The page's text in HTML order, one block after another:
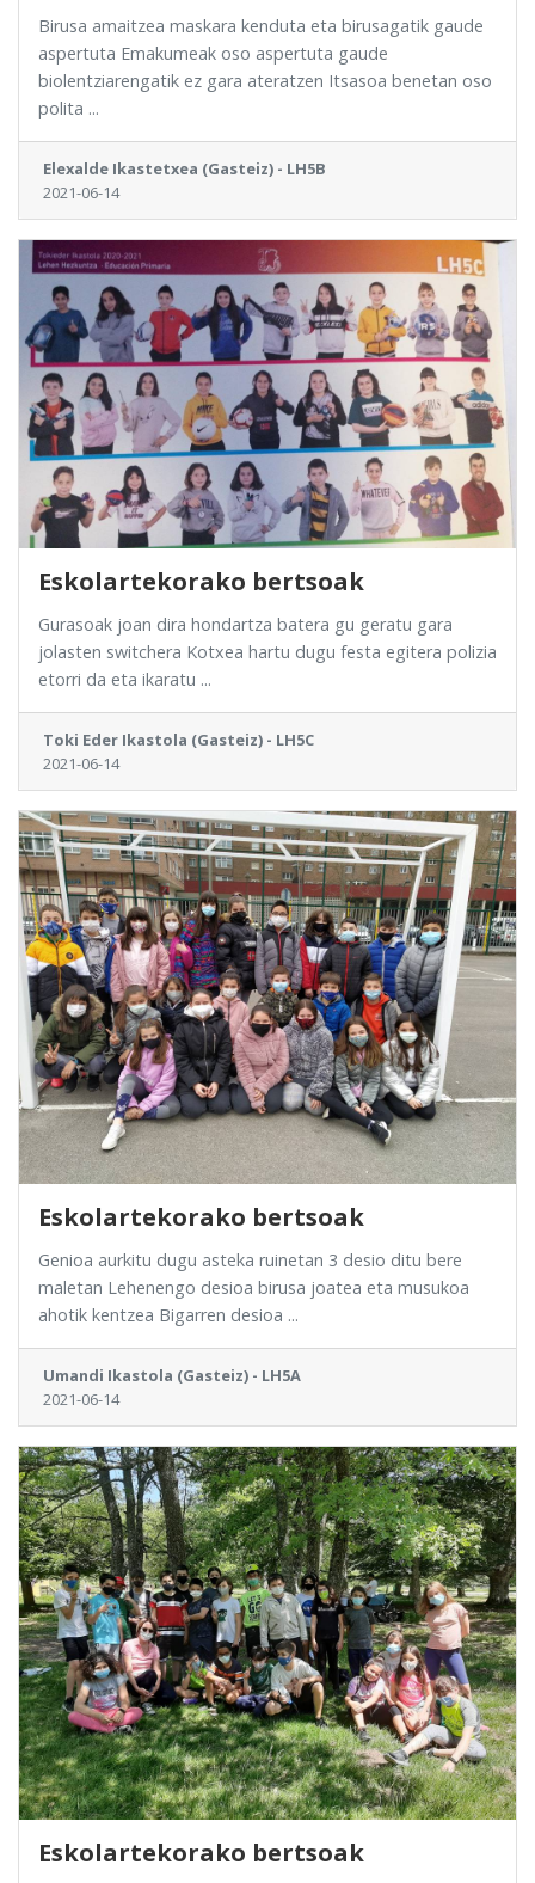
Birusa amaitzea maskara kenduta eta birusagatik gaude
aspertuta Emakumeak oso aspertuta gaude
biolentziarengatik ez gara ateratzen Itsasoa benetan oso
polita ...
Elexalde Ikastetxea (Gasteiz) - LH5B
2021-06-14
Eskolartekorako bertsoak
Gurasoak joan dira hondartza batera gu geratu gara
jolasten switchera Kotxea hartu dugu festa egitera polizia
etorri da eta ikaratu ...
Toki Eder Ikastola (Gasteiz) - LH5C
2021-06-14
Eskolartekorako bertsoak
Genioa aurkitu dugu asteka ruinetan 3 desio ditu bere
maletan Lehenengo desioa birusa joatea eta musukoa
ahotik kentzea Bigarren desioa ...
Umandi Ikastola (Gasteiz) - LH5A
2021-06-14
Eskolartekorako bertsoak